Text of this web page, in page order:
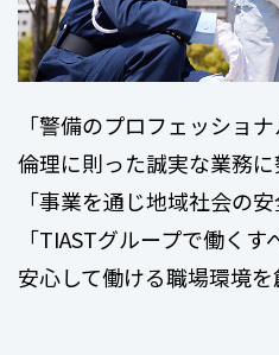
「警備のプロフェッショ
倫理に則った誠実な業務に
「事業を通じ地域社会の
「TIASTグループで働くす
安心して働ける職場環境を